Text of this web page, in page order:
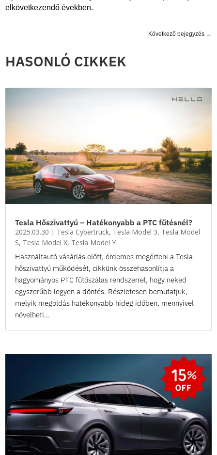
elkövetkezendő években.
Következő bejegyzés→
HASONLÓ CIKKEK
Tesla Hőszivattyú – Hatékonyabb a PTC fűtésnél?
2025.03.30 | Tesla Cybertruck, Tesla Model 3, Tesla Model
S, Tesla Model X, Tesla Model Y
Használtautó vásárlás előtt, érdemes megérteni a Tesla
hőszivattyú működését, cikkünk összehasonlítja a
hagyományos PTC fűtőszálas rendszerrel, hogy neked
egyszerűbb legyen a döntés. Részletesen bemutatjuk,
melyik megoldás hatékonyabb hideg időben, mennyivel
növelheti...